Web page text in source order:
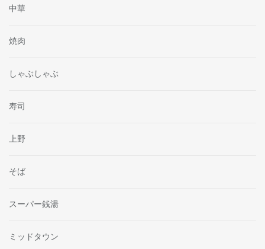
中華
焼肉
しゃぶしゃぶ
寿司
上野
そば
スーパー銭湯
ミッドタウン